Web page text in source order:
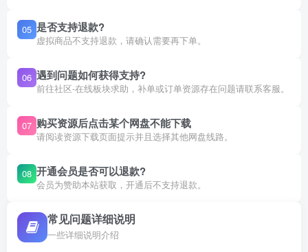
05 是否支持退款?
虚拟商品不支持退款，请确认需要再下单。
06 遇到问题如何获得支持?
前往社区-在线板块求助，补单或订单资源存在问题请联系客服。
07 购买资源后点击某个网盘不能下载
请阅读资源下载页面提示并且选择其他网盘线路。
08 开通会员是否可以退款?
会员为赞助本站获取，开通后不支持退款。
常见问题详细说明
一些详细说明介绍